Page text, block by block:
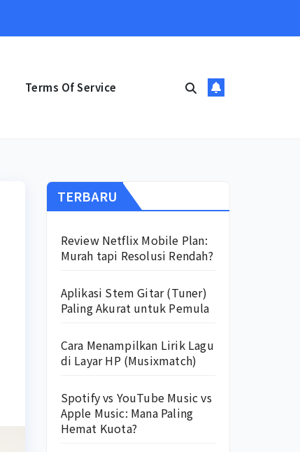
Terms Of Service
TERBARU
Review Netflix Mobile Plan:
Murah tapi Resolusi Rendah?
Aplikasi Stem Gitar (Tuner)
Paling Akurat untuk Pemula
Cara Menampilkan Lirik Lagu
di Layar HP (Musixmatch)
Spotify vs YouTube Music vs
Apple Music: Mana Paling
Hemat Kuota?